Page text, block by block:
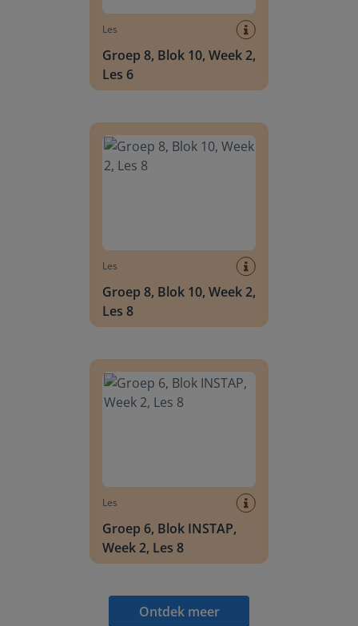
Les
Groep 8, Blok 10, Week 2,
Les 6
Les
Groep 8, Blok 10, Week 2,
Les 8
Les
Groep 6, Blok INSTAP,
Week 2, Les 8
Ontdek meer